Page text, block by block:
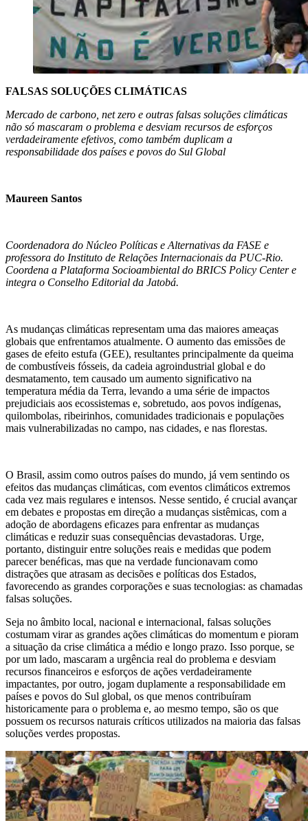
FALSAS SOLUÇÕES CLIMÁTICAS
Mercado de carbono, net zero e outras falsas soluções climáticas
não só mascaram o problema e desviam recursos de esforços
verdadeiramente efetivos, como também duplicam a
responsabilidade dos países e povos do Sul Global
Maureen Santos
Coordenadora do Núcleo Políticas e Alternativas da FASE e
professora do Instituto de Relações Internacionais da PUC-Rio.
Coordena a Plataforma Socioambiental do BRICS Policy Center e
integra o Conselho Editorial da Jatobá.
As mudanças climáticas representam uma das maiores ameaças
globais que enfrentamos atualmente. O aumento das emissões de
gases de efeito estufa (GEE), resultantes principalmente da queima
de combustíveis fósseis, da cadeia agroindustrial global e do
desmatamento, tem causado um aumento significativo na
temperatura média da Terra, levando a uma série de impactos
prejudiciais aos ecossistemas e, sobretudo, aos povos indígenas,
quilombolas, ribeirinhos, comunidades tradicionais e populações
mais vulnerabilizadas no campo, nas cidades, e nas florestas.
O Brasil, assim como outros países do mundo, já vem sentindo os
efeitos das mudanças climáticas, com eventos climáticos extremos
cada vez mais regulares e intensos. Nesse sentido, é crucial avançar
em debates e propostas em direção a mudanças sistêmicas, com a
adoção de abordagens eficazes para enfrentar as mudanças
climáticas e reduzir suas consequências devastadoras. Urge,
portanto, distinguir entre soluções reais e medidas que podem
parecer benéficas, mas que na verdade funcionavam como
distrações que atrasam as decisões e políticas dos Estados,
favorecendo as grandes corporações e suas tecnologias: as chamadas
falsas soluções.
Seja no âmbito local, nacional e internacional, falsas soluções
costumam virar as grandes ações climáticas do momentum e pioram
a situação da crise climática a médio e longo prazo. Isso porque, se
por um lado, mascaram a urgência real do problema e desviam
recursos financeiros e esforços de ações verdadeiramente
impactantes, por outro, jogam duplamente a responsabilidade em
países e povos do Sul global, os que menos contribuíram
historicamente para o problema e, ao mesmo tempo, são os que
possuem os recursos naturais críticos utilizados na maioria das falsas
soluções verdes propostas.